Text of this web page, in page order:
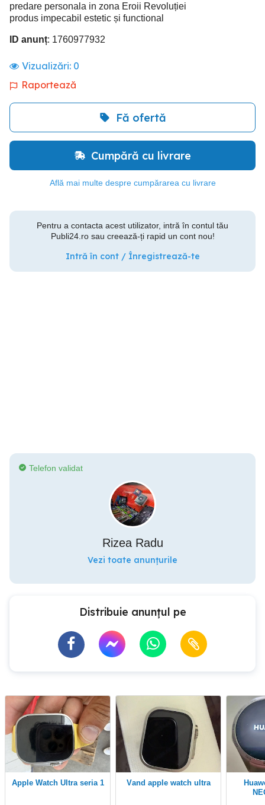
predare personala in zona Eroii Revoluției
produs impecabil estetic și functional
ID anunț: 1760977932
Vizualizări: 0
Raportează
Fă ofertă
Cumpără cu livrare
Află mai multe despre cumpărarea cu livrare
Pentru a contacta acest utilizator, intră în contul tău
Publi24.ro sau creează-ți rapid un cont nou!
Intră în cont / Înregistrează-te
Telefon validat
Rizea Radu
Vezi toate anunțurile
Distribuie anunțul pe
Apple Watch Ultra seria 1 Vand apple watch ultra
Huawei watch gt 4 (